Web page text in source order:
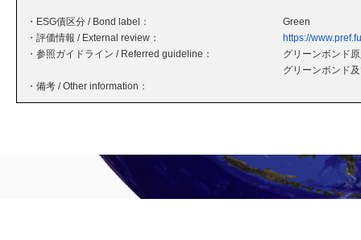
・ESG債区分 / Bond label：
Green
・評価情報 / External review：
https://
・参照ガイドライン / Referred guideline：
グリーンボンド
グリーンボンド
・備考 / Other information：